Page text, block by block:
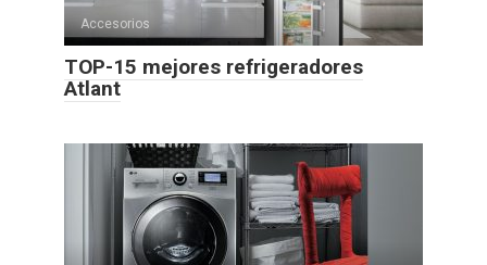
Accesorios
TOP-15 mejores refrigeradores
Atlant